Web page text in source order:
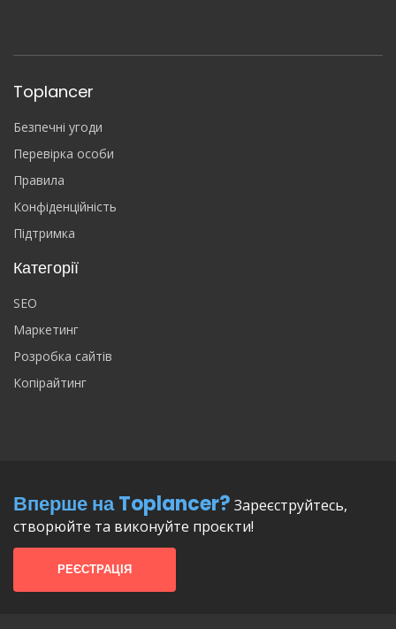
Toplancer
Безпечні угоди
Перевірка особи
Правила
Конфіденційність
Підтримка
Категорії
SEO
Маркетинг
Розробка сайтів
Копірайтинг
Вперше на Toplancer? Зареєструйтесь,
створюйте та виконуйте проєкти!
РЕЄСТРАЦІЯ